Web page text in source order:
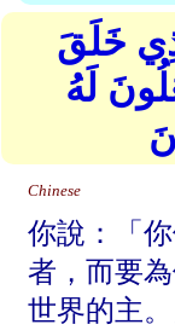
خَلَقَ
لَهُ
Chinese
你說：「
者，而要
世界的主。